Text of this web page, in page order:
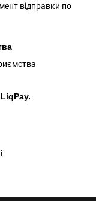
відправки по